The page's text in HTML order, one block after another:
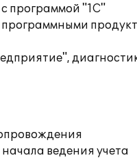
программой "1С"
программными
ведения учета